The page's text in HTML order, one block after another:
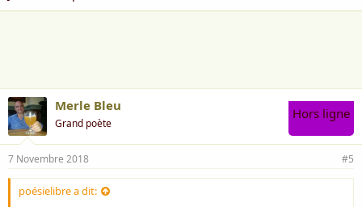
Merle Bleu
Grand poète
Hors ligne
7 Novembre 2018 #5
poésielibre a dit: